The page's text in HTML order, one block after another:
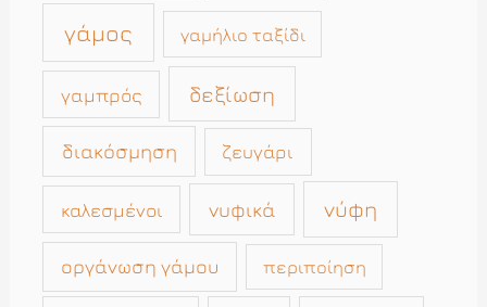
γάμος γαμήλιο ταξίδι
γαμπρός δεξίωση
διακόσμηση ζευγάρι
καλεσμένοι νυφικά νύφη
οργάνωση γάμου περιποίηση